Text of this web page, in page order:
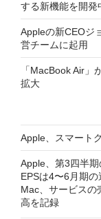
する新機能を開発
Appleの新CEOジ
営チームに起用
「MacBook Air
拡大
Apple、スマート
Apple、第3四半
EPSは4〜6月期
Mac、サービスの
高を記録